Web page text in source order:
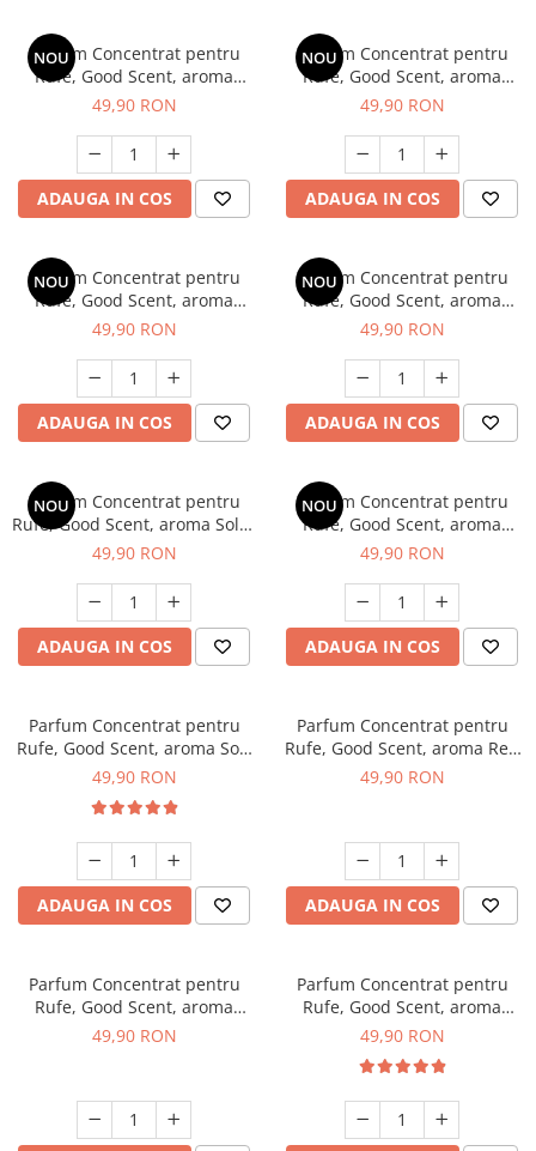
NOU
Parfum Concentrat pentru
Rufe, Good Scent, aroma
Oriental Dreams, 200g, cu
49,90 RON
ADAUGA IN COS
NOU
Parfum Concentrat pentru
Rufe, Good Scent, aroma
Victorious Life, 200g, cu
49,90 RON
ADAUGA IN COS
NOU
Parfum Concentrat pentru
Rufe, Good Scent, aroma
Noble Peony, 200gr, cu
49,90 RON
ADAUGA IN COS
NOU
Parfum Concentrat pentru
Rufe, Good Scent, aroma
Sweet Hug, 200gr, cu pompita
49,90 RON
ADAUGA IN COS
NOU
Parfum Concentrat pentru
Rufe, Good Scent, aroma Solar
Ylang, 200gr, cu pompita
49,90 RON
ADAUGA IN COS
NOU
Parfum Concentrat pentru
Rufe, Good Scent, aroma
Tropical Mood, 200gr, cu
49,90 RON
ADAUGA IN COS
Parfum Concentrat pentru
Rufe, Good Scent, aroma Soft
& Fresh, 200gr, cu pompita
49,90 RON
ADAUGA IN COS
Parfum Concentrat pentru
Rufe, Good Scent, aroma Red
Fruits & Musk, 200gr, cu
49,90 RON
ADAUGA IN COS
Parfum Concentrat pentru
Rufe, Good Scent, aroma
Smell of Sunshine, 200gr, cu
49,90 RON
Parfum Concentrat pentru
Rufe, Good Scent, aroma
Oriental Cuddles, 200gr, cu
49,90 RON